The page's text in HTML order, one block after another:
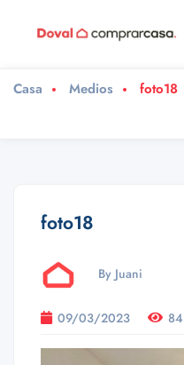
Casa Medios foto18
foto18
By Juani
09/03/2023 84